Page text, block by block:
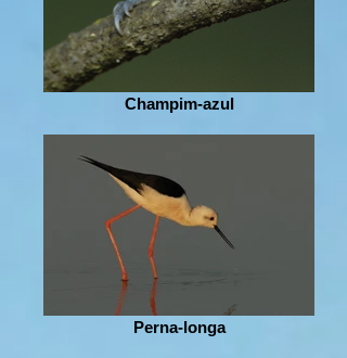
Champim-azul
Perna-longa